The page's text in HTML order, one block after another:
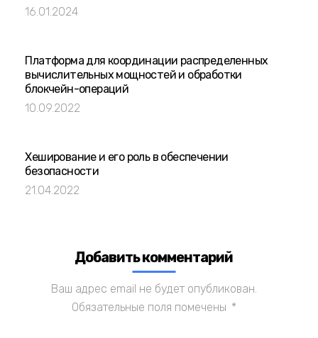
16.01.2024
Платформа для координации распределенных
вычислительных мощностей и обработки
блокчейн-операций
10.09.2022
Хеширование и его роль в обеспечении
безопасности
21.04.2022
Добавить комментарий
Ваш адрес email не будет опубликован.
Обязательные поля помечены *